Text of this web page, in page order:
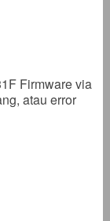
Firmware via
atau error